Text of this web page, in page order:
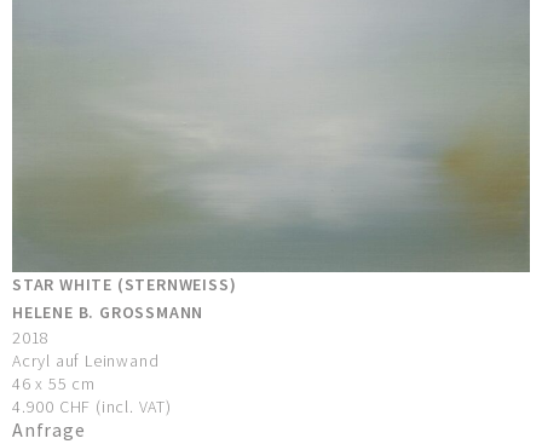
STAR WHITE (STERNWEISS)
HELENE B. GROSSMANN
2018
Acryl auf Leinwand
46 x 55 cm
4.900 CHF (incl. VAT)
Anfrage